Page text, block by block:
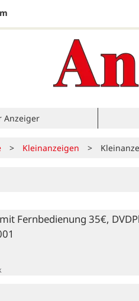
Anzeiger
> Kleinanzeigen >
Fernbedienung 35€,